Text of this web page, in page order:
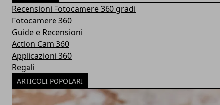
Recensioni Fotocamere 360 gradi
Fotocamere 360
Guide e Recensioni
Action Cam 360
Applicazioni 360
Regali
ARTICOLI POPOLARI